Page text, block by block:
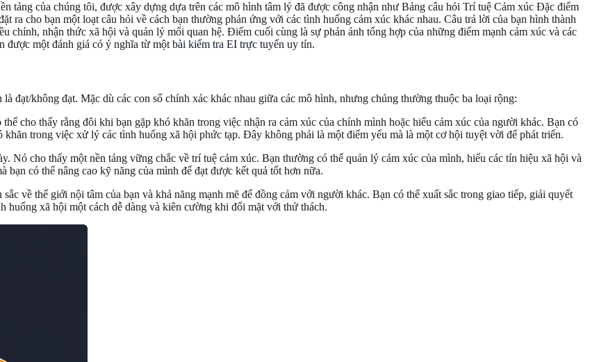
tảng của chúng tôi, được xây dựng dựa trên các mô hình tâm lý đã được công nhận như Bảng câu hỏi Trí tuệ Cảm xúc Đặc điểm
ra cho bạn một loạt câu hỏi về cách bạn thường phản ứng với các tình huống cảm xúc khác nhau. Câu trả lời của bạn hình thành
chỉnh, nhận thức xã hội và quản lý mối quan hệ. Điểm cuối cùng là sự phản ánh tổng hợp của những điểm mạnh cảm xúc và các
được một đánh giá có ý nghĩa từ một bài kiểm tra EI trực tuyến uy tín.
đạt/không đạt. Mặc dù các con số chính xác khác nhau giữa các mô hình, nhưng chúng thường thuộc ba loại rộng:
cho thấy rằng đôi khi bạn gặp khó khăn trong việc nhận ra cảm xúc của chính mình hoặc hiểu cảm xúc của người khác. Bạn có
trong việc xử lý các tình huống xã hội phức tạp. Đây không phải là một điểm yếu mà là một cơ hội tuyệt vời để phát triển.
Nó cho thấy một nền tảng vững chắc về trí tuệ cảm xúc. Bạn thường có thể quản lý cảm xúc của mình, hiểu các tín hiệu xã hội và
có thể nâng cao kỹ năng của mình để đạt được kết quả tốt hơn nữa.
về thế giới nội tâm của bạn và khả năng mạnh mẽ để đồng cảm với người khác. Bạn có thể xuất sắc trong giao tiếp, giải quyết
xã hội một cách dễ dàng và kiên cường khi đối mặt với thử thách.